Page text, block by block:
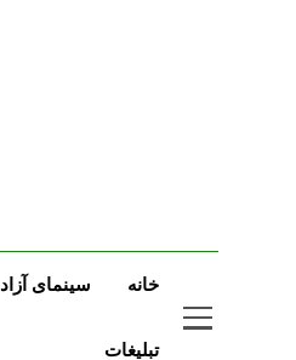
خانه سینمای آزاد
تبلیغات